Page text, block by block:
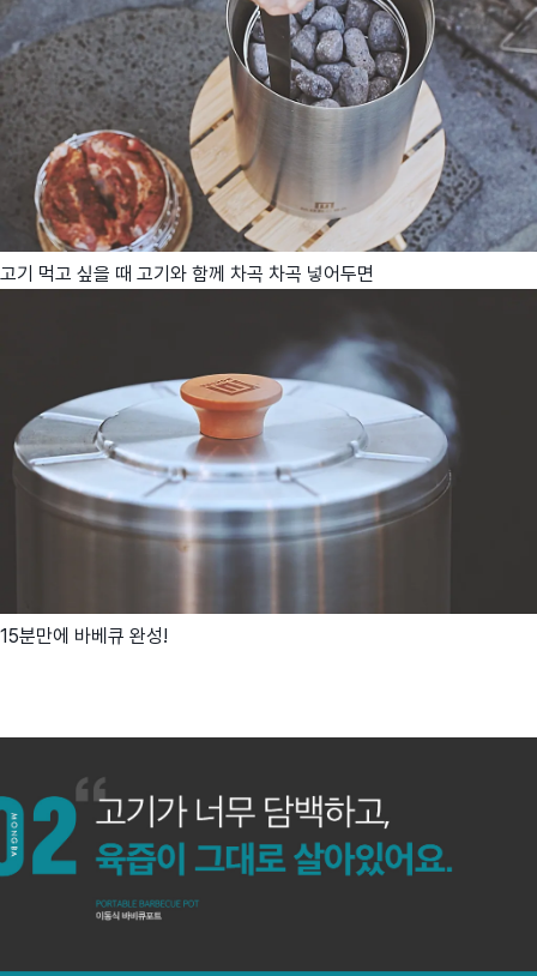
고기 먹고 싶을 때 고기와 함께 차곡 차곡 넣어두면
15분만에 바베큐 완성!